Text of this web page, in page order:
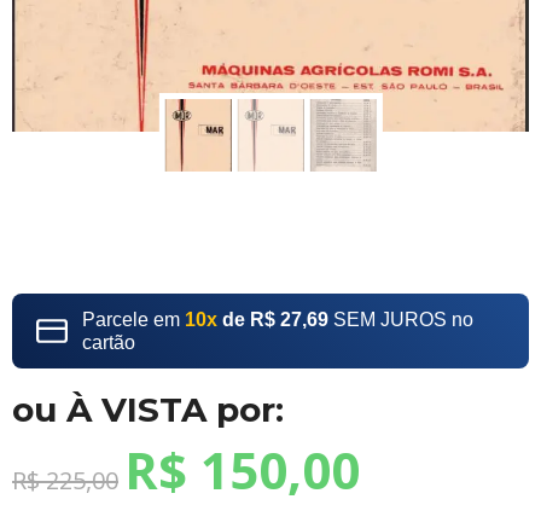
Parcele em 10x de R$ 27,69 SEM JUROS no
cartão
ou À VISTA por:
R$225,00 R$ 150,00